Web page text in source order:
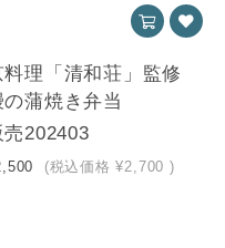
料理「清和荘」監修
の蒲焼き弁当
売202403
(税込価格 ¥2,700 )